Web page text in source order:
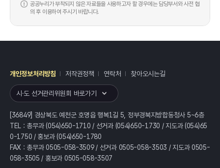
공공누리가 부착되지 않은 자료들을 사용하고자 할 경우에는 담당부서와 사전 협
의 후 이용하여 주시기 바랍니다.
개인정보처리방침 저작권정책 연락처 찾아오시는길
시·도 선거관리위원회 바로가기
[36849] 경상북도 예천군 호명읍 행복1길 5, 정부경북지방합동청사 5~6층
TEL : 총무과 (054)650-1710 / 선거과 (054)650-1730 / 지도과 (054)65
0-1750 / 홍보과 (054)650-1780
FAX : 총무과 0505-058-3509 / 선거과 0505-058-3503 / 지도과 0505-
058-3505 / 홍보과 0505-058-3507